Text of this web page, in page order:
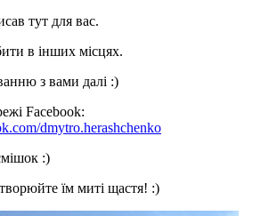
тут для вас.
в інших місцях.
з вами далі :)
Facebook:
dmytro.herashchenko
:)
їм миті щастя! :)